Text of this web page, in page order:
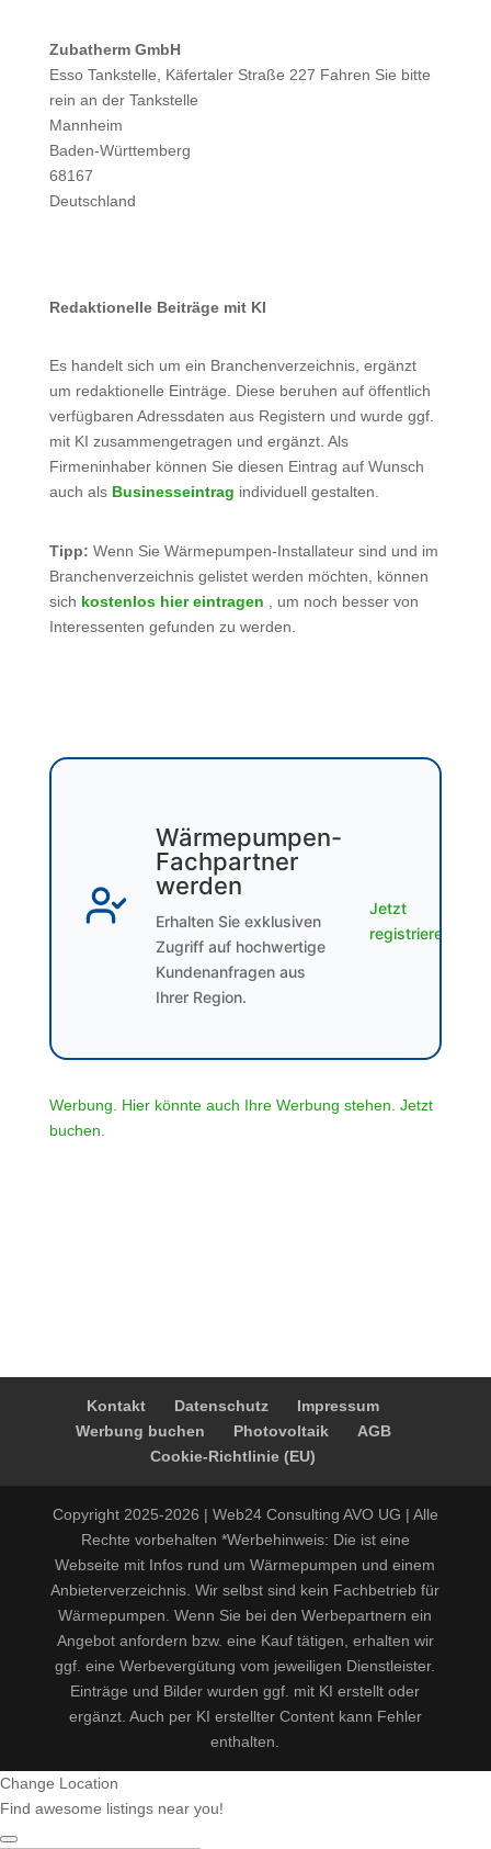
Zubatherm GmbH
Esso Tankstelle, Käfertaler Straße 227 Fahren Sie bitte
rein an der Tankstelle
Mannheim
Baden-Württemberg
68167
Deutschland
Redaktionelle Beiträge mit KI
Es handelt sich um ein Branchenverzeichnis, ergänzt
um redaktionelle Einträge. Diese beruhen auf öffentlich
verfügbaren Adressdaten aus Registern und wurde ggf.
mit KI zusammengetragen und ergänzt. Als
Firmeninhaber können Sie diesen Eintrag auf Wunsch
auch als Businesseintrag individuell gestalten.
Tipp: Wenn Sie Wärmepumpen-Installateur sind und im
Branchenverzeichnis gelistet werden möchten, können
sich kostenlos hier eintragen , um noch besser von
Interessenten gefunden zu werden.
Wärmepumpen-
Fachpartner
werden
Erhalten Sie exklusiven
Zugriff auf hochwertige
Kundenanfragen aus
Ihrer Region.
Jetzt
registrieren
Werbung. Hier könnte auch Ihre Werbung stehen. Jetzt
buchen.
Kontakt Datenschutz
Impressum
Werbung buchen
Photovoltaik
AGB
Cookie-Richtlinie (EU)
Copyright 2025-2026 | Web24 Consulting AVO UG | Alle
Rechte vorbehalten *Werbehinweis: Die ist eine
Webseite mit Infos rund um Wärmepumpen und einem
Anbieterverzeichnis. Wir selbst sind kein Fachbetrieb für
Wärmepumpen. Wenn Sie bei den Werbepartnern ein
Angebot anfordern bzw. eine Kauf tätigen, erhalten wir
ggf. eine Werbevergütung vom jeweiligen Dienstleister.
Einträge und Bilder wurden ggf. mit KI erstellt oder
ergänzt. Auch per KI erstellter Content kann Fehler
enthalten.
Change Location
Find awesome listings near you!